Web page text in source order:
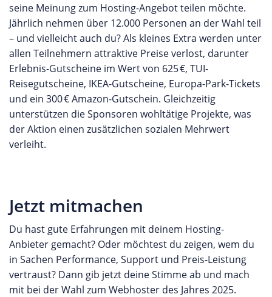
seine Meinung zum Hosting-Angebot teilen möchte.
Jährlich nehmen über 12.000 Personen an der Wahl teil
– und vielleicht auch du? Als kleines Extra werden unter
allen Teilnehmern attraktive Preise verlost, darunter
Erlebnis-Gutscheine im Wert von 625 €, TUI-
Reisegutscheine, IKEA-Gutscheine, Europa-Park-Tickets
und ein 300 € Amazon-Gutschein. Gleichzeitig
unterstützen die Sponsoren wohltätige Projekte, was
der Aktion einen zusätzlichen sozialen Mehrwert
verleiht.
Jetzt mitmachen
Du hast gute Erfahrungen mit deinem Hosting-
Anbieter gemacht? Oder möchtest du zeigen, wem du
in Sachen Performance, Support und Preis-Leistung
vertraust? Dann gib jetzt deine Stimme ab und mach
mit bei der Wahl zum Webhoster des Jahres 2025.